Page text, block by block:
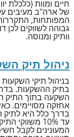
חיים ומוות (כלכלת
של ארה"ב מעיבים
המפותחות, התקררות
גבוהה לשווקים לכן
וותיק ומנוסה.
ניהול תיק
בניהול תיקי
בתיק ההשקעות.
השקעה בתוך התיק
אחזקה מסויימים.
בדרך כלל היא לתיק
עד 10%
המעונינים לקבל